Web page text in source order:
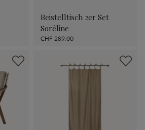
Beistelltisch 2er Set
Soréline
CHF 289.00